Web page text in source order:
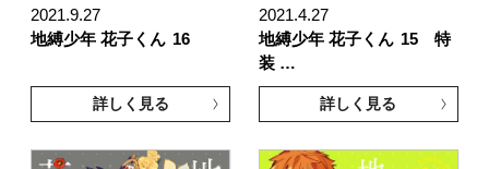
2021.9.27
地縛少年 花子くん 16
詳しく見る
2021.4.27
地縛少年 花子くん 15 特
装 …
詳しく見る